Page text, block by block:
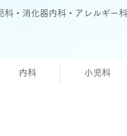
科・消化器内科・アレルギー
内科 小児科